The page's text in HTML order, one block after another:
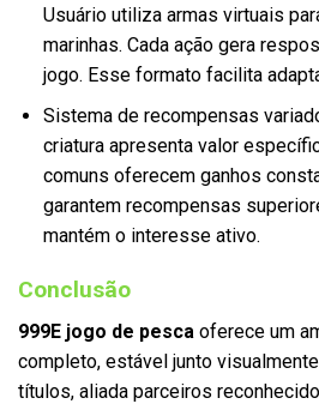
Usuário utiliza armas virtuais
marinhas. Cada ação gera
jogo. Esse formato facilita
Sistema de recompensas
criatura apresenta valor
comuns oferecem ganhos
garantem recompensas
mantém o interesse ativo.
Conclusão
999E jogo de pesca oferece um
completo, estável junto
títulos, aliada parceiros